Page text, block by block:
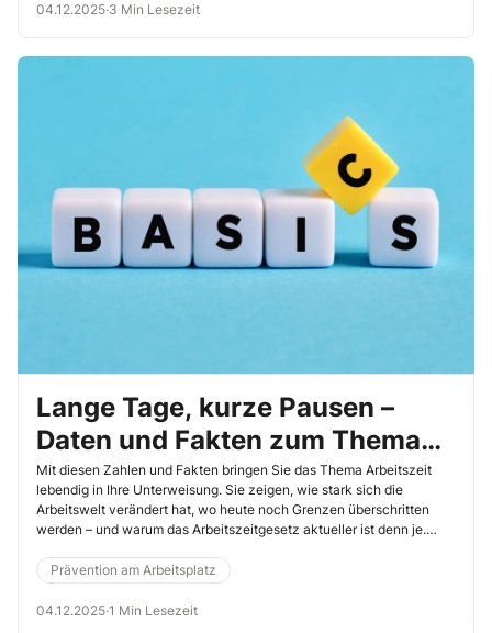
04.12.2025·3 Min Lesezeit
Lange Tage, kurze Pausen –
Daten und Fakten zum Thema
Arbeitszeiten
Mit diesen Zahlen und Fakten bringen Sie das Thema Arbeitszeit
lebendig in Ihre Unterweisung. Sie zeigen, wie stark sich die
Arbeitswelt verändert hat, wo heute noch Grenzen überschritten
werden – und warum das Arbeitszeitgesetz aktueller ist denn je.
gesetzlicher Pausen und Höchstarbeitszeiten greifbar zu machen.
Prävention am Arbeitsplatz
04.12.2025·1 Min Lesezeit